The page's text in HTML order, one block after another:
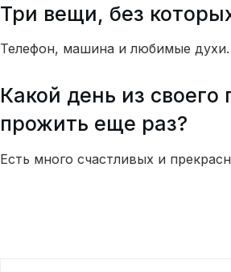
Три вещи, без
Телефон, машина и любимые духи.
Какой день из
прожить еще раз?
Есть много счастливых и